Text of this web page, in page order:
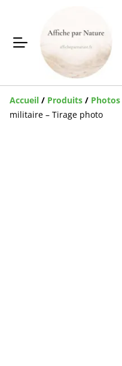
Accueil / Produits / Photos
militaire – Tirage photo